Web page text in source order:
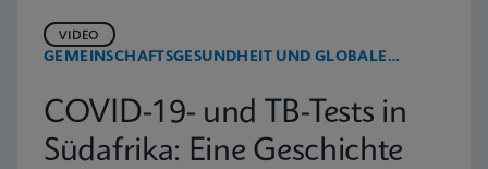
GEMEINSCHAFTSGESUNDHEIT UND GLOBALE
VIDEO
COVID-19- und TB-Tests in
Südafrika: Eine Geschichte